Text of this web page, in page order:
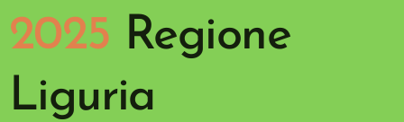
2025 Regione
Liguria